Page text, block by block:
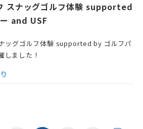
スナッグゴルフ体験 supported
and USF
ッグゴルフ体験 supported by ゴルフパ
しました！